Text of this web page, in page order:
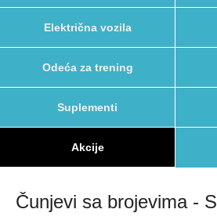
Električna vozila
Odeća za trening
Suplementi
Akcije
Čunjevi sa brojevima -